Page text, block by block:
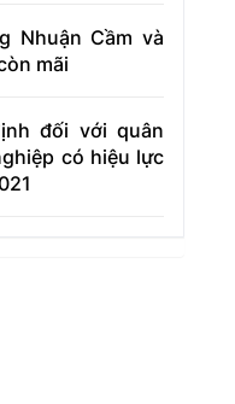
Nhuận Cầm và
mãi
đối với quân
có hiệu lực